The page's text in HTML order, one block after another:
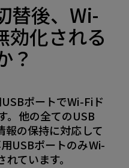
替後、Wi-
効化される
？
ポートでWi-Fiド
。他の全てのUSB
報の保持に対応して
USBポートのみWi-
ています。